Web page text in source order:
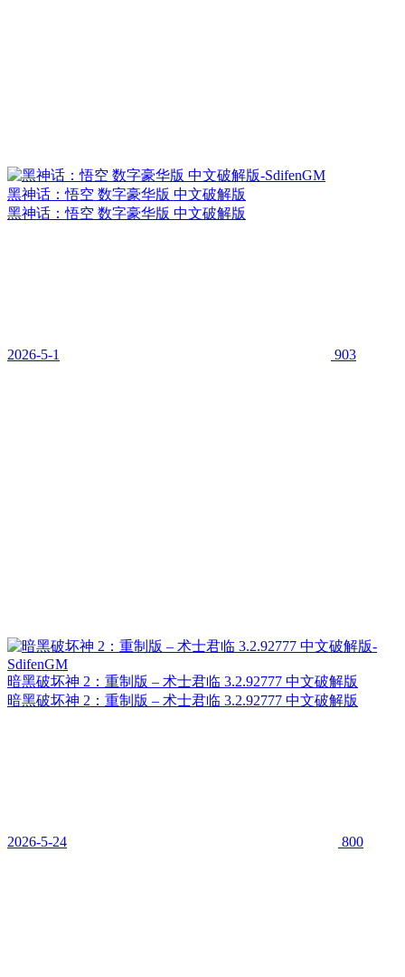
黑神话：悟空 数字豪华版 中文破解版
黑神话：悟空 数字豪华版 中文破解版
2026-5-1 903
暗黑破坏神 2：重制版 – 术士君临 3.2.92777 中文破解版
暗黑破坏神 2：重制版 – 术士君临 3.2.92777 中文破解版
2026-5-24 800